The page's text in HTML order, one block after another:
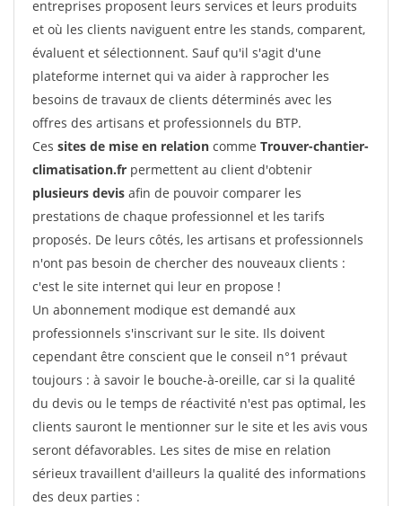
entreprises proposent leurs services et leurs produits
et où les clients naviguent entre les stands, comparent,
évaluent et sélectionnent. Sauf qu'il s'agit d'une
plateforme internet qui va aider à rapprocher les
besoins de travaux de clients déterminés avec les
offres des artisans et professionnels du BTP.
Ces sites de mise en relation comme Trouver-chantier-
climatisation.fr permettent au client d'obtenir
plusieurs devis afin de pouvoir comparer les
prestations de chaque professionnel et les tarifs
proposés. De leurs côtés, les artisans et professionnels
n'ont pas besoin de chercher des nouveaux clients :
c'est le site internet qui leur en propose !
Un abonnement modique est demandé aux
professionnels s'inscrivant sur le site. Ils doivent
cependant être conscient que le conseil n°1 prévaut
toujours : à savoir le bouche-à-oreille, car si la qualité
du devis ou le temps de réactivité n'est pas optimal, les
clients sauront le mentionner sur le site et les avis vous
seront défavorables. Les sites de mise en relation
sérieux travaillent d'ailleurs la qualité des informations
des deux parties :